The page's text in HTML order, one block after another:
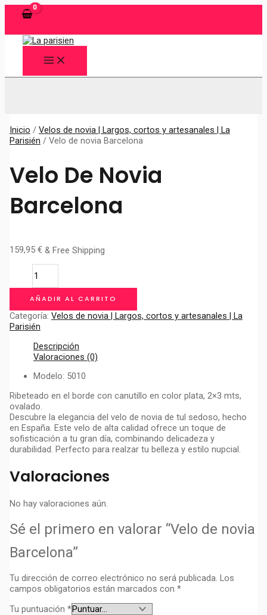
MAIN
MENU
Inicio / Velos de novia | Largos, cortos y artesanales | La
Parisién / Velo de novia Barcelona
Velo De Novia
Barcelona
159,95 € & Free Shipping
novia
Barcelona
cantidad
AÑADIR AL CARRITO
Categoría: Velos de novia | Largos, cortos y artesanales | La
Parisién
Descripción
Valoraciones (0)
Modelo: 5010
Ribeteado en el borde con canutillo en color plata, 2×3 mts,
ovalado.
Descubre la elegancia del velo de novia de tul sedoso, hecho
en España. Este velo de alta calidad ofrece un toque de
sofisticación a tu gran día, combinando delicadeza y
durabilidad. Perfecto para realzar tu belleza y estilo nupcial.
Valoraciones
No hay valoraciones aún.
Sé el primero en valorar “Velo de novia
Barcelona”
Tu dirección de correo electrónico no será publicada. Los
campos obligatorios están marcados con *
Tu puntuación *